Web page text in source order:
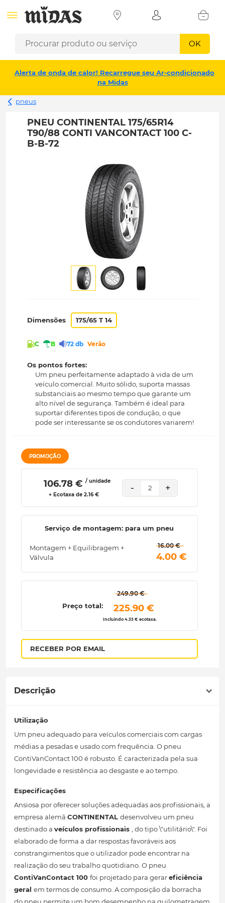
OK
Alerta de onda de calor! Recarregue seu Ar-condicionado
na Midas
pneus
PNEU CONTINENTAL 175/65R14
T90/88 CONTI VANCONTACT 100 C-
B-B-72
Dimensões 175/65 T 14
C B 72 db Verão
Os pontos fortes:
Um pneu perfeitamente adaptado à vida de um
veículo comercial. Muito sólido, suporta massas
substanciais ao mesmo tempo que garante um
alto nível de segurança. Também é ideal para
suportar diferentes tipos de condução, o que
pode ser interessante se os condutores variarem!
PROMOÇÃO
106.78 € / unidade
+ Ecotaxa de 2.16 €
- 2 +
Serviço de montagem: para um pneu
Montagem + Equilibragem +
Válvula
16.00 €
4.00 €
Preço total:
249.90 €
225.90 €
Incluindo 4.33 € ecotaxa.
RECEBER POR EMAIL
Descrição
Utilização
Um pneu adequado para veículos comerciais com cargas
médias a pesadas e usado com frequência. O pneu
ContiVanContact 100 é robusto. É caracterizada pela sua
longevidade e resistência ao desgaste e ao tempo.
Especificações
Ansiosa por oferecer soluções adequadas aos profissionais, a
empresa alemã CONTINENTAL desenvolveu um pneu
destinado a veículos profissionais , do tipo \"utilitário\". Foi
elaborado de forma a dar respostas favoráveis ​​aos
constrangimentos que o utilizador pode encontrar na
realização do seu trabalho quotidiano. O pneu
ContiVanContact 100 foi projetado para gerareficiência
geral em termos de consumo. A composição da borracha